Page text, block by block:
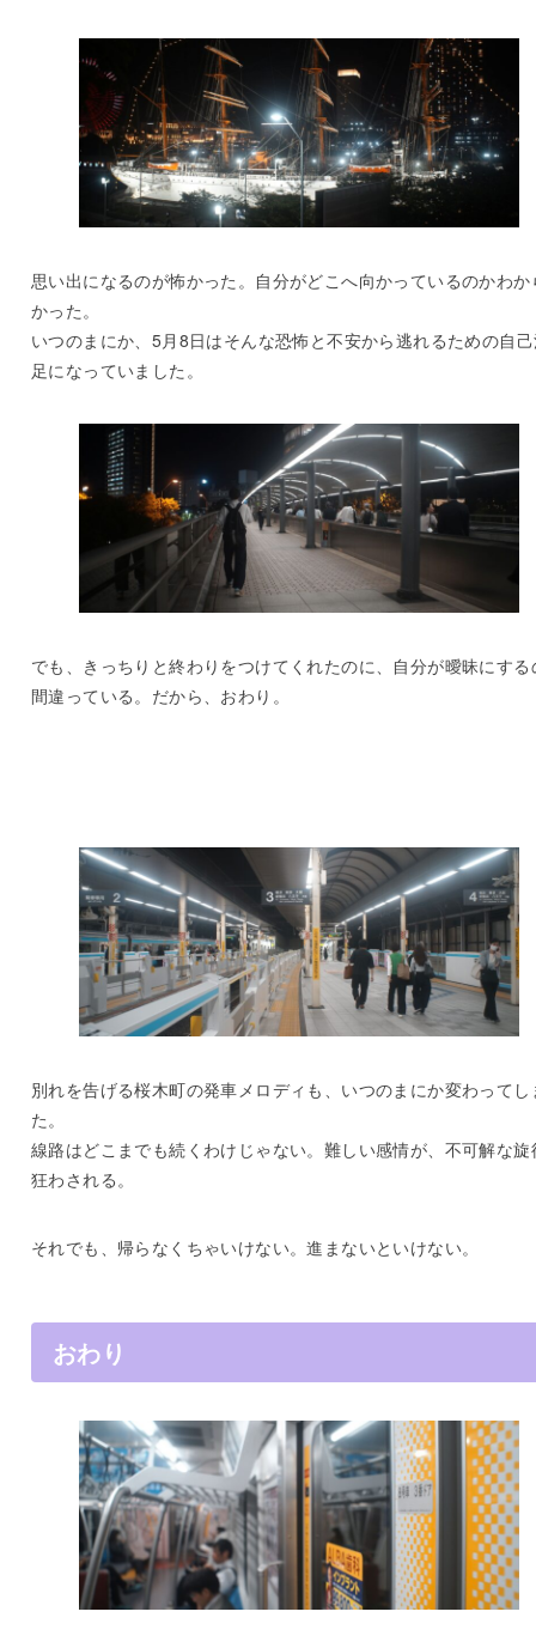
思い出になるのが怖かった。自分がどこへ向かっているのかわか
かった。
いつのまにか、5月8日はそんな恐怖と不安から逃れるための自
足になっていました。
でも、きっちりと終わりをつけてくれたのに、自分が曖昧にする
間違っている。だから、おわり。
別れを告げる桜木町の発車メロディも、いつのまにか変わってし
た。
線路はどこまでも続くわけじゃない。難しい感情が、不可解な旋
狂わされる。
それでも、帰らなくちゃいけない。進まないといけない。
おわり